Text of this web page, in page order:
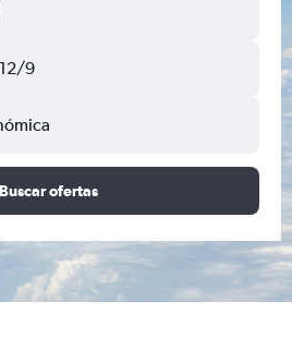
9
Buscar ofertas